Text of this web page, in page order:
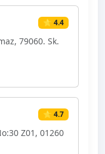
⭐ 4.4
79060. Sk.
⭐ 4.7
Z01, 01260